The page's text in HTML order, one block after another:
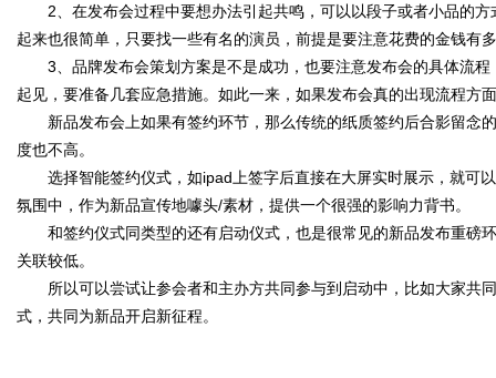
字
会
2、在发布会过程中要想办法引起共鸣，可以以段子或者小品的方
起来也很简单，只要找一些有名的演员，前提是要注意花费的金钱有
3、品牌发布会策划方案是不是成功，也要注意发布会的具体流程
起见，要准备几套应急措施。如此一来，如果发布会真的出现流程方
新品发布会上如果有签约环节，那么传统的纸质签约后合影留念
度也不高。
选择智能签约仪式，如ipad上签字后直接在大屏实时展示，就可
氛围中，作为新品宣传地噱头/素材，提供一个很强的影响力背书。
和签约仪式同类型的还有启动仪式，也是很常见的新品发布重磅
关联较低。
所以可以尝试让参会者和主办方共同参与到启动中，比如大家共
式，共同为新品开启新征程。